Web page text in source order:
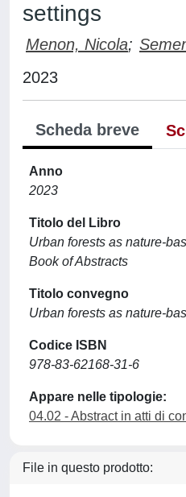
settings
Menon, Nicola;
2023
Scheda breve
Anno
2023
Titolo del Libro
Urban forests as nature-
Book of Abstracts
Titolo convegno
Urban forests as nature-
Codice ISBN
978-83-62168-31-6
Appare nelle tipologie:
04.02 - Abstract in atti di
File in questo prodotto: